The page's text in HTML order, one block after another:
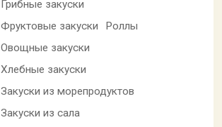
Грибные закуски
Фруктовые закуски
Роллы
Овощные закуски
Хлебные закуски
Закуски из морепродуктов
Закуски из сала